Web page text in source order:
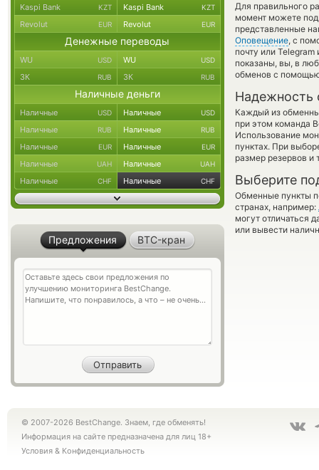
Для правильного
момент можете
представленные
Оповещение, с
почту или
показаны, вы, в
обменов с
Надежность
Каждый из
при этом команда
Использование
пунктах. При
размер резервов и
Выберите
Обменные пункты
странах, например:
могут отличаться
или вывести
Kaspi Bank KZT Kaspi Bank KZT
Revolut EUR Revolut EUR
Денежные переводы
WU USD WU USD
ЗК RUB ЗК RUB
Наличные деньги
Наличные USD Наличные USD
Наличные RUB Наличные RUB
Наличные EUR Наличные EUR
Наличные UAH Наличные UAH
Наличные CHF Наличные CHF
Предложения BTC-кран
© 2007-2026 BestChange. Знаем, где обменять!
Информация на сайте предназначена для лиц 18+
Условия & Конфиденциальность